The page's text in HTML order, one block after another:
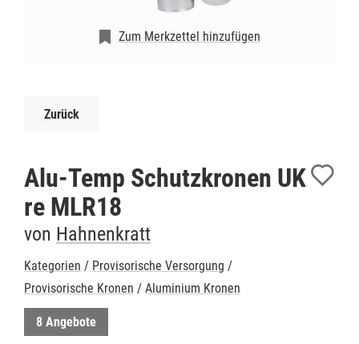
Zum Merkzettel hinzufügen
Zurück
Alu-Temp Schutzkronen UK
re MLR18
von Hahnenkratt
Kategorien / Provisorische Versorgung /
Provisorische Kronen / Aluminium Kronen
8 Angebote